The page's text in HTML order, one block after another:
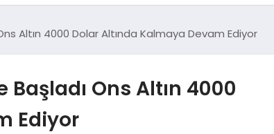
Altın 4000 Dolar Altında Kalmaya Devam Ediyor
Ons Altın 4000
Ediyor